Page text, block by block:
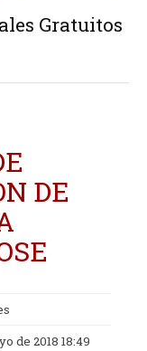
Gratuitos
DE
de 2018 18:49